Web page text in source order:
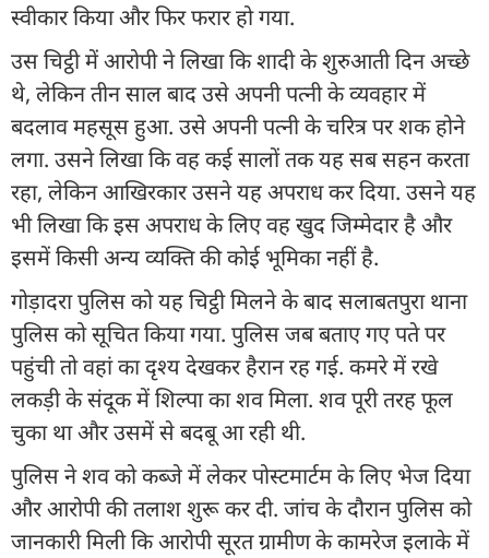
स्वीकार किया और फिर फरार हो गया.
उस चिट्ठी में आरोपी ने लिखा कि शादी के शुरुआती दिन अच्छे
थे, लेकिन तीन साल बाद उसे अपनी पत्नी के व्यवहार में
बदलाव महसूस हुआ. उसे अपनी पत्नी के चरित्र पर शक होने
लगा. उसने लिखा कि वह कई सालों तक यह सब सहन करता
रहा, लेकिन आखिरकार उसने यह अपराध कर दिया. उसने यह
भी लिखा कि इस अपराध के लिए वह खुद जिम्मेदार है और
इसमें किसी अन्य व्यक्ति की कोई भूमिका नहीं है.
गोड़ादरा पुलिस को यह चिट्ठी मिलने के बाद सलाबतपुरा थाना
पुलिस को सूचित किया गया. पुलिस जब बताए गए पते पर
पहुंची तो वहां का दृश्य देखकर हैरान रह गई. कमरे में रखे
लकड़ी के संदूक में शिल्पा का शव मिला. शव पूरी तरह फूल
चुका था और उसमें से बदबू आ रही थी.
पुलिस ने शव को कब्जे में लेकर पोस्टमार्टम के लिए भेज दिया
और आरोपी की तलाश शुरू कर दी. जांच के दौरान पुलिस को
जानकारी मिली कि आरोपी सूरत ग्रामीण के कामरेज इलाके में